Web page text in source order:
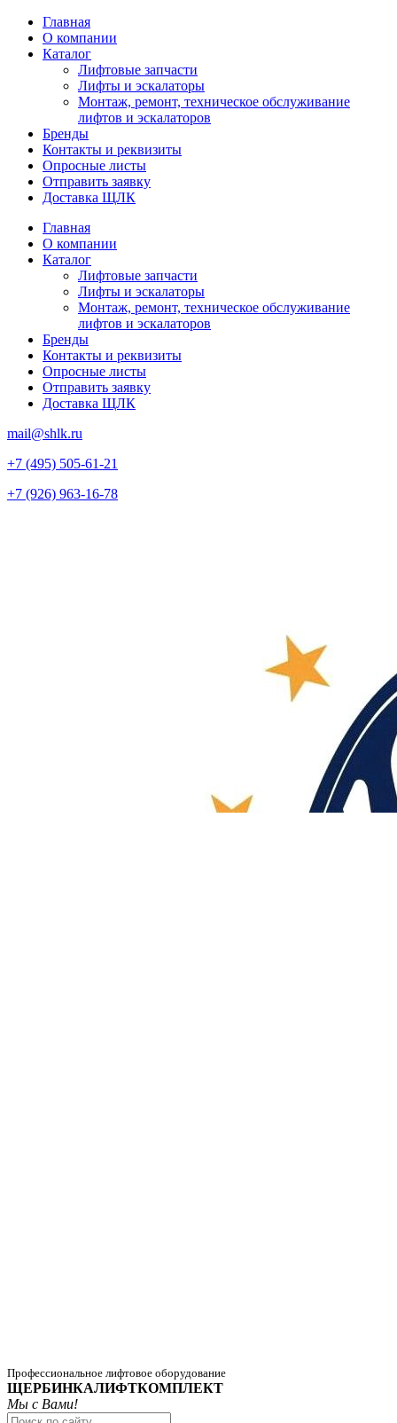
Главная
О компании
Каталог
Лифтовые запчасти
Лифты и эскалаторы
Монтаж, ремонт, техническое обслуживание
лифтов и эскалаторов
Бренды
Контакты и реквизиты
Опросные листы
Отправить заявку
Доставка ЩЛК
Главная
О компании
Каталог
Лифтовые запчасти
Лифты и эскалаторы
Монтаж, ремонт, техническое обслуживание
лифтов и эскалаторов
Бренды
Контакты и реквизиты
Опросные листы
Отправить заявку
Доставка ЩЛК
mail@shlk.ru
+7 (495) 505-61-21
+7 (926) 963-16-78
Профессиональное лифтовое оборудование
ЩЕРБИНКАЛИФТКОМПЛЕКТ
Мы с Вами!